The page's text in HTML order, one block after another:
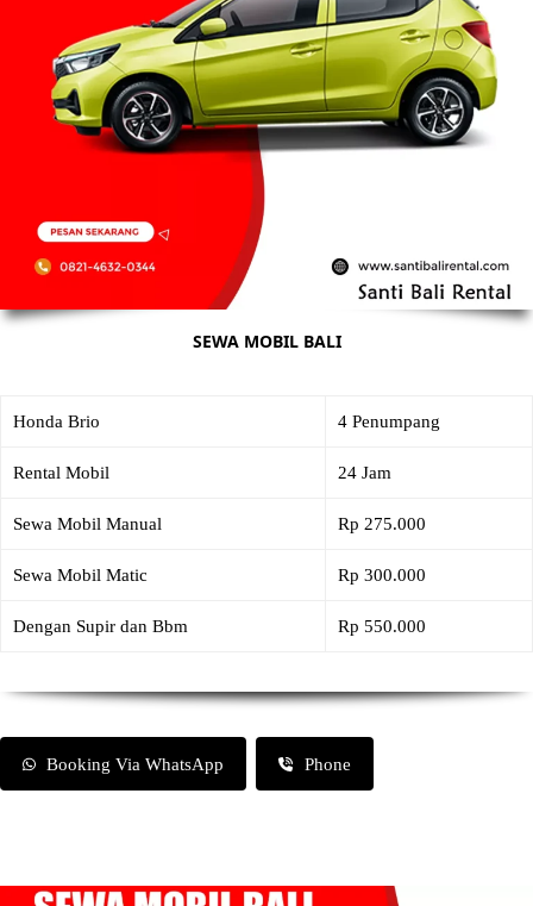
SEWA MOBIL BALI
Honda Brio 4 Penumpang
Rental Mobil 24 Jam
Sewa Mobil Manual Rp 275.000
Sewa Mobil Matic Rp 300.000
Dengan Supir dan Bbm Rp 550.000
Booking Via WhatsApp Phone